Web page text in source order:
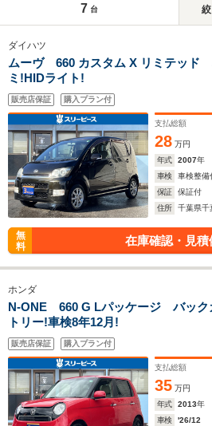
7 台
ダイハツ
ムーヴ 660 カスタム X リミテッド
ミ!HIDライト!
販売店保証 購入プラン付
支払総額
28 万円
年式
2007年
車検
車検整備
保証
保証付
住所
千葉県千
無
料
在庫確認・見積
ホンダ
N-ONE 660 G Lパッケージ バック
トリー!車検8年12月!
販売店保証 購入プラン付
支払総額
35 万円
年式
2013年
車検
'26/12